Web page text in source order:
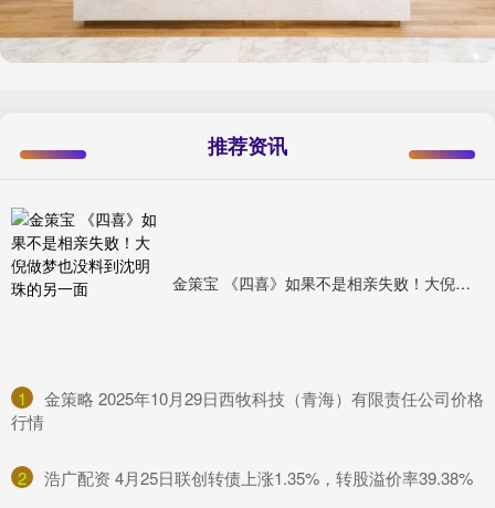
推荐资讯
金策宝 《四喜》如果不是相亲失败！大倪做梦也没料到沈明珠的另一面
1
​金策略 2025年10月29日西牧科技（青海）有限责任公司价格
行情
2 ​浩广配资 4月25日联创转债上涨1.35%，转股溢价率39.38%